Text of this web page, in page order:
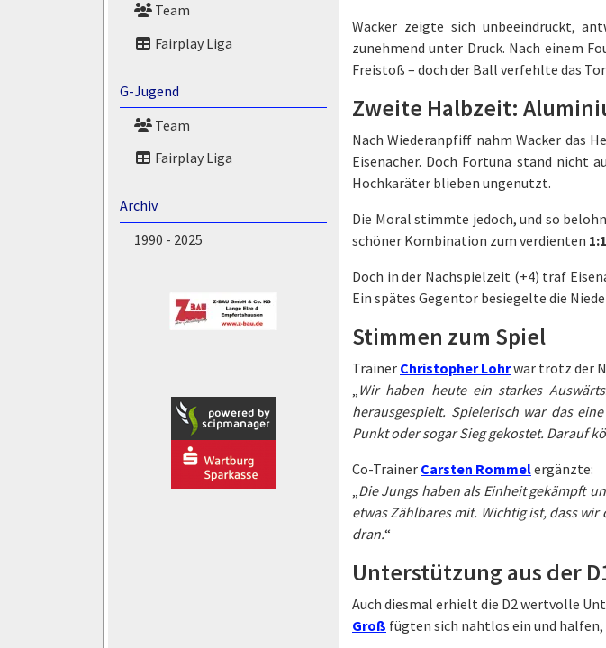
Team
Fairplay Liga
G-Jugend
Team
Fairplay Liga
Archiv
1990 - 2025
Wacker zeigte sich unbeeindruckt,
zunehmend unter Druck. Nach einem
Freistoß – doch der Ball verfehlte das
Zweite Halbzeit:
Nach Wiederanpfiff nahm Wacker das
Eisenacher. Doch Fortuna stand nicht
Hochkaräter blieben ungenutzt.
Die Moral stimmte jedoch, und so
schöner Kombination zum verdienten
Doch in der Nachspielzeit (+4) traf
Ein spätes Gegentor besiegelte die
Stimmen zum Spiel
Trainer Christopher Lohrwar trotz der
Wir haben heute ein starkes
herausgespielt. Spielerisch war das
Punkt oder sogar Sieg gekostet. Darauf
Co-Trainer Carsten Rommelergänzte:
Die Jungs haben als Einheit gekämpft
etwas Zählbares mit. Wichtig ist, dass
dran.“
Unterstützung aus der
Auch diesmal erhielt die D2 wertvolle
Groß fügten sich nahtlos ein und